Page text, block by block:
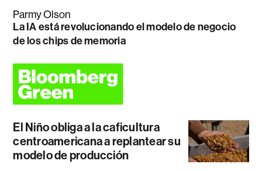
Parmy Olson
La IA está revolucionando el modelo de negocio
de los chips de memoria
El Niño obliga a la caficultura
centroamericana a replantear su
modelo de producción